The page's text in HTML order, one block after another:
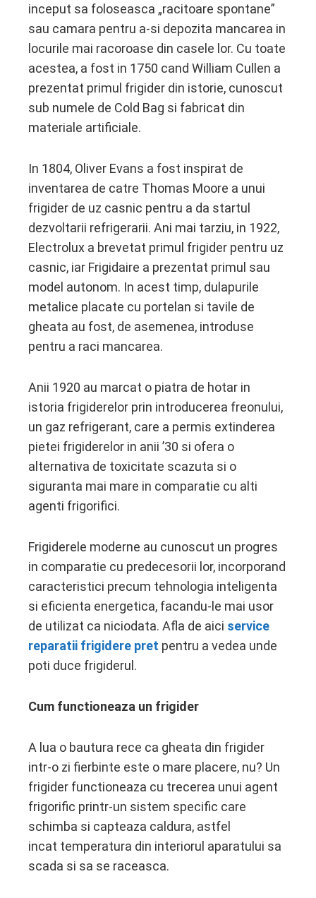
inceput sa foloseasca „racitoare spontane”
sau camara pentru a-si depozita mancarea in
locurile mai racoroase din casele lor. Cu toate
acestea, a fost in 1750 cand William Cullen a
prezentat primul frigider din istorie, cunoscut
sub numele de Cold Bag si fabricat din
materiale artificiale.
In 1804, Oliver Evans a fost inspirat de
inventarea de catre Thomas Moore a unui
frigider de uz casnic pentru a da startul
dezvoltarii refrigerarii. Ani mai tarziu, in 1922,
Electrolux a brevetat primul frigider pentru uz
casnic, iar Frigidaire a prezentat primul sau
model autonom. In acest timp, dulapurile
metalice placate cu portelan si tavile de
gheata au fost, de asemenea, introduse
pentru a raci mancarea.
Anii 1920 au marcat o piatra de hotar in
istoria frigiderelor prin introducerea freonului,
un gaz refrigerant, care a permis extinderea
pietei frigiderelor in anii ’30 si ofera o
alternativa de toxicitate scazuta si o
siguranta mai mare in comparatie cu alti
agenti frigorifici.
Frigiderele moderne au cunoscut un progres
in comparatie cu predecesorii lor, incorporand
caracteristici precum tehnologia inteligenta
si eficienta energetica, facandu-le mai usor
de utilizat ca niciodata. Afla de aici service
reparatii frigidere pret pentru a vedea unde
poti duce frigiderul.
Cum functioneaza un frigider
A lua o bautura rece ca gheata din frigider
intr-o zi fierbinte este o mare placere, nu? Un
frigider functioneaza cu trecerea unui agent
frigorific printr-un sistem specific care
schimba si capteaza caldura, astfel
incat temperatura din interiorul aparatului sa
scada si sa se raceasca.